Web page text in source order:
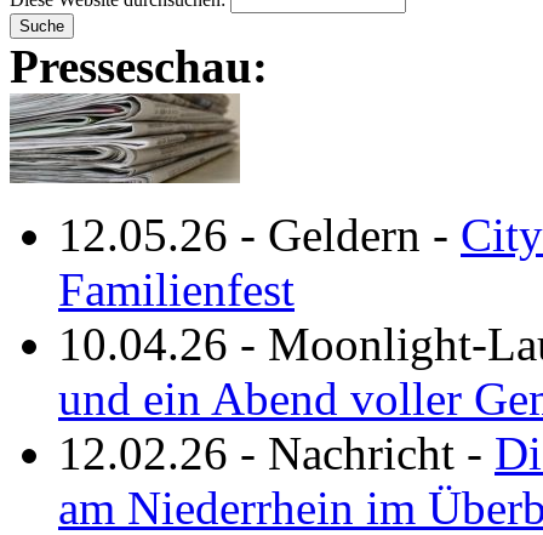
Presseschau:
12.05.26 - Geldern -
Familienfest
10.04.26 - Moonlight-
und ein Abend voller
12.02.26 - Nachricht -
am Niederrhein im